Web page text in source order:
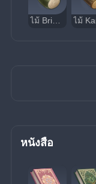
ไม้ Brightwood
หนังสือ